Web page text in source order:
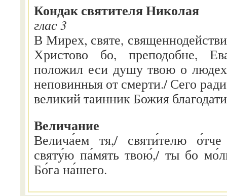
Кондак святителя Николая
глас 3
В Мирех, святе,
Христово бо, преподобне,
положил еси душу твою о
неповинныя от смерти./ Сего
великий таинник Божия
Величание
Велича́ем тя,/ святи́телю
святу́ю па́мять твою́,/ ты бо
Бо́га на́шего.